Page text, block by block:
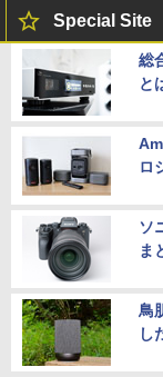
Special Site
総
と
ロ
ソ
ま
鳥
し